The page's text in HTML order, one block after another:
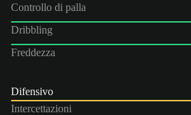
Controllo di palla
Dribbling
Freddezza
Difensivo
Intercettazioni